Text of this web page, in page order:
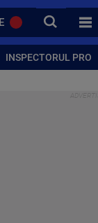
CAUTA
INSPECTORUL PRO